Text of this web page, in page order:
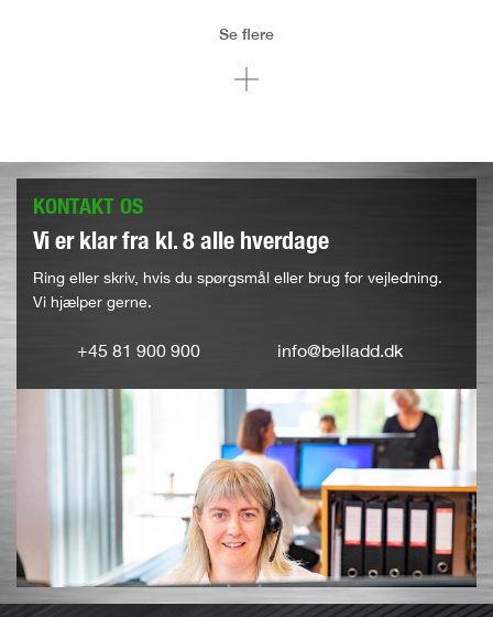
Se flere
KONTAKT OS
Vi er klar fra kl. 8 alle hverdage
Ring eller skriv, hvis du spørgsmål eller brug for vejledning.
Vi hjælper gerne.
+45 81 900 900 info@belladd.dk